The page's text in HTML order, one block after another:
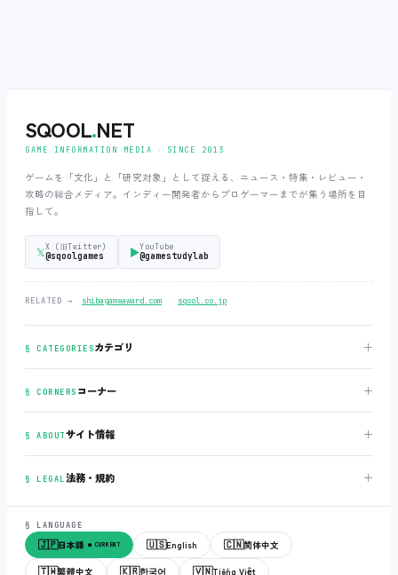
SQOOL.NET
GAME INFORMATION MEDIA ‧ SINCE 2013
ゲームを「文化」と「研究対象」として捉える、ニュース・特集・レビュー・
攻略の総合メディア。インディー開発者からプロゲーマーまでが集う場所を目
指して。
𝕏 X (旧Twitter)
@sqoolgames ▶YouTube
@gamestudylab
RELATED → shibagameaward.com ‧ sqool.co.jp
§ CATEGORIESカテゴリ ＋
§ CORNERS コーナー ＋
§ ABOUTサイト情報 ＋
§ LEGAL法務・規約 ＋
§ LANGUAGE
🇯🇵日本語 ● CURRENT 🇺🇸English 🇨🇳简体中文
🇹🇼繁體中文 🇰🇷한국어 🇻🇳Tiếng Việt